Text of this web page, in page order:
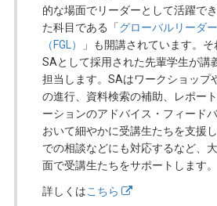
的な場面でリーダーとして活躍で
た科目である「グローバルリーダ
（FGL）
」も開講されています。そ
SAとして採用された先輩学生が講
担当します。SAはワークショップ
の進行、資料検索の補助、レポー
ーションのアドバイス・フィード
おいて細やかに受講生たちを支援
での相談などにも対応するなど、
面で受講生たちをサポートします。
詳しくはこちら